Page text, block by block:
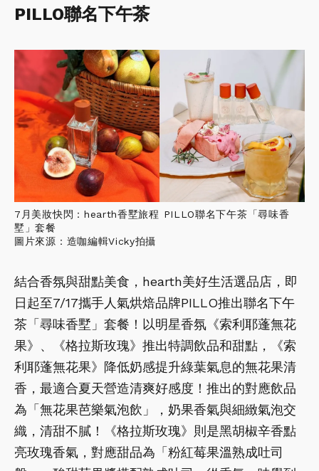
PILLO聯名下午茶
7月美妝快閃：hearth香墅旅程 PILLO聯名下午茶「尋味香
墅」套餐
圖片來源：造咖編輯Vicky拍攝
結合香氛與甜點美食，hearth美好生活選品店，即
日起至7/17攜手人氣烘焙品牌PILLO推出聯名下午
茶「尋味香墅」套餐！以明星香氛《索利耶蓬無花
果》、《格拉斯玫瑰》推出特調飲品和甜點，《索
利耶蓬無花果》降低奶感提升綠葉氣息的無花果清
香，最適合夏天營造清爽好感度！推出的對應飲品
為「無花果芭樂氣泡飲」，奶果香氣與細緻氣泡交
織，清甜不膩！《格拉斯玫瑰》則是黑胡椒辛香點
亮玫瑰香氣，對應甜品為「粉紅莓果溫熟成吐司